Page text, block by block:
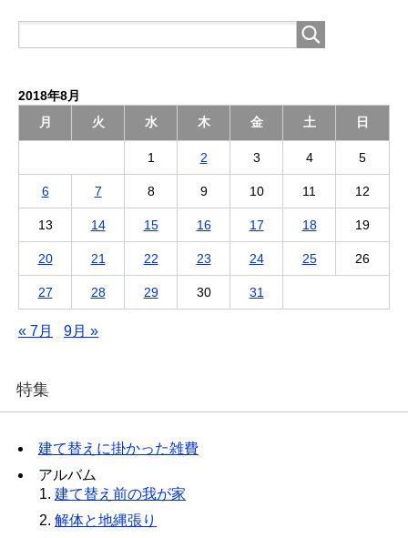
2018年8月
月
火 水 木 金 土 日
1 2 3 4 5
6 7 8 9 10 11 12
13 14 15 16 17 18 19
20 21 22 23 24 25 26
27 28 29 30 31
« 7月 9月 »
特集
建て替えに掛かった雑費
アルバム
建て替え前の我が家
解体と地縄張り